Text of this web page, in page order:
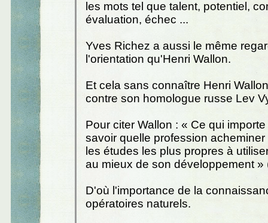
les mots tel que talent, potentiel,
évaluation, échec ...
Yves Richez a aussi le même
l'orientation qu'Henri Wallon.
Et cela sans connaître Henri
contre son homologue russe Lev
Pour citer Wallon : « Ce qui
savoir quelle profession
les études les plus propres à
au mieux de son développement »
D'où l'importance de la
opératoires naturels.